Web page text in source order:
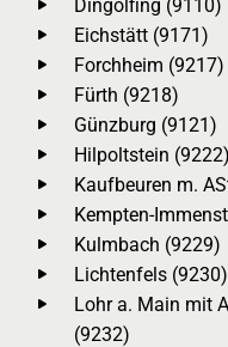
Dingolfing (9110)
Eichstätt (9171)
Forchheim (9217)
Fürth (9218)
Günzburg (9121)
Hilpoltstein (9222)
Kaufbeuren m.
Kempten-
Kulmbach (9229)
Lichtenfels (9230)
Lohr a. Main mit
(9232)